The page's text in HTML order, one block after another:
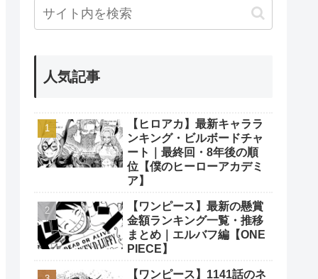
人気記事
【ヒロアカ】最新キャララ
ンキング・ビルボードチャ
ート｜最終回・8年後の順
位【僕のヒーローアカデミ
ア】
【ワンピース】最新の懸賞
金額ランキング一覧・推移
まとめ｜エルバフ編【ONE
PIECE】
【ワンピース】1141話のネ